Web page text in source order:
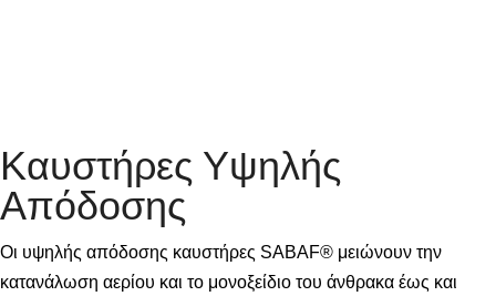
Καυστήρες Υψηλής
Απόδοσης
Οι υψηλής απόδοσης καυστήρες SABAF® μειώνουν την
κατανάλωση αερίου και το μονοξείδιο του άνθρακα έως και